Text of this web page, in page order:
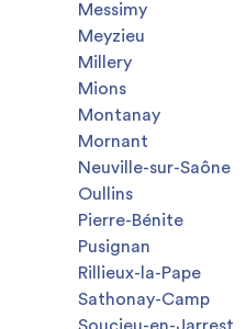
Messimy
Meyzieu
Millery
Mions
Montanay
Mornant
Neuville-sur-Saône
Oullins
Pierre-Bénite
Pusignan
Rillieux-la-Pape
Sathonay-Camp